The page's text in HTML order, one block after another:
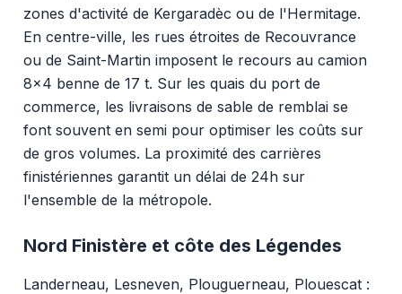
zones d'activité de Kergaradèc ou de l'Hermitage.
En centre-ville, les rues étroites de Recouvrance
ou de Saint-Martin imposent le recours au camion
8x4 benne de 17 t. Sur les quais du port de
commerce, les livraisons de sable de remblai se
font souvent en semi pour optimiser les coûts sur
de gros volumes. La proximité des carrières
finistériennes garantit un délai de 24h sur
l'ensemble de la métropole.
Nord Finistère et côte des Légendes
Landerneau, Lesneven, Plouguerneau, Plouescat :